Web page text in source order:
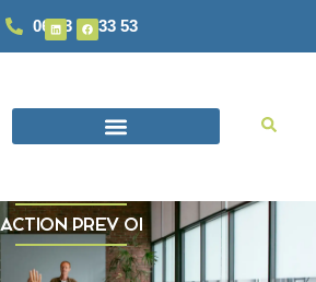
06 93 87 33 53
ACTION PREV OI